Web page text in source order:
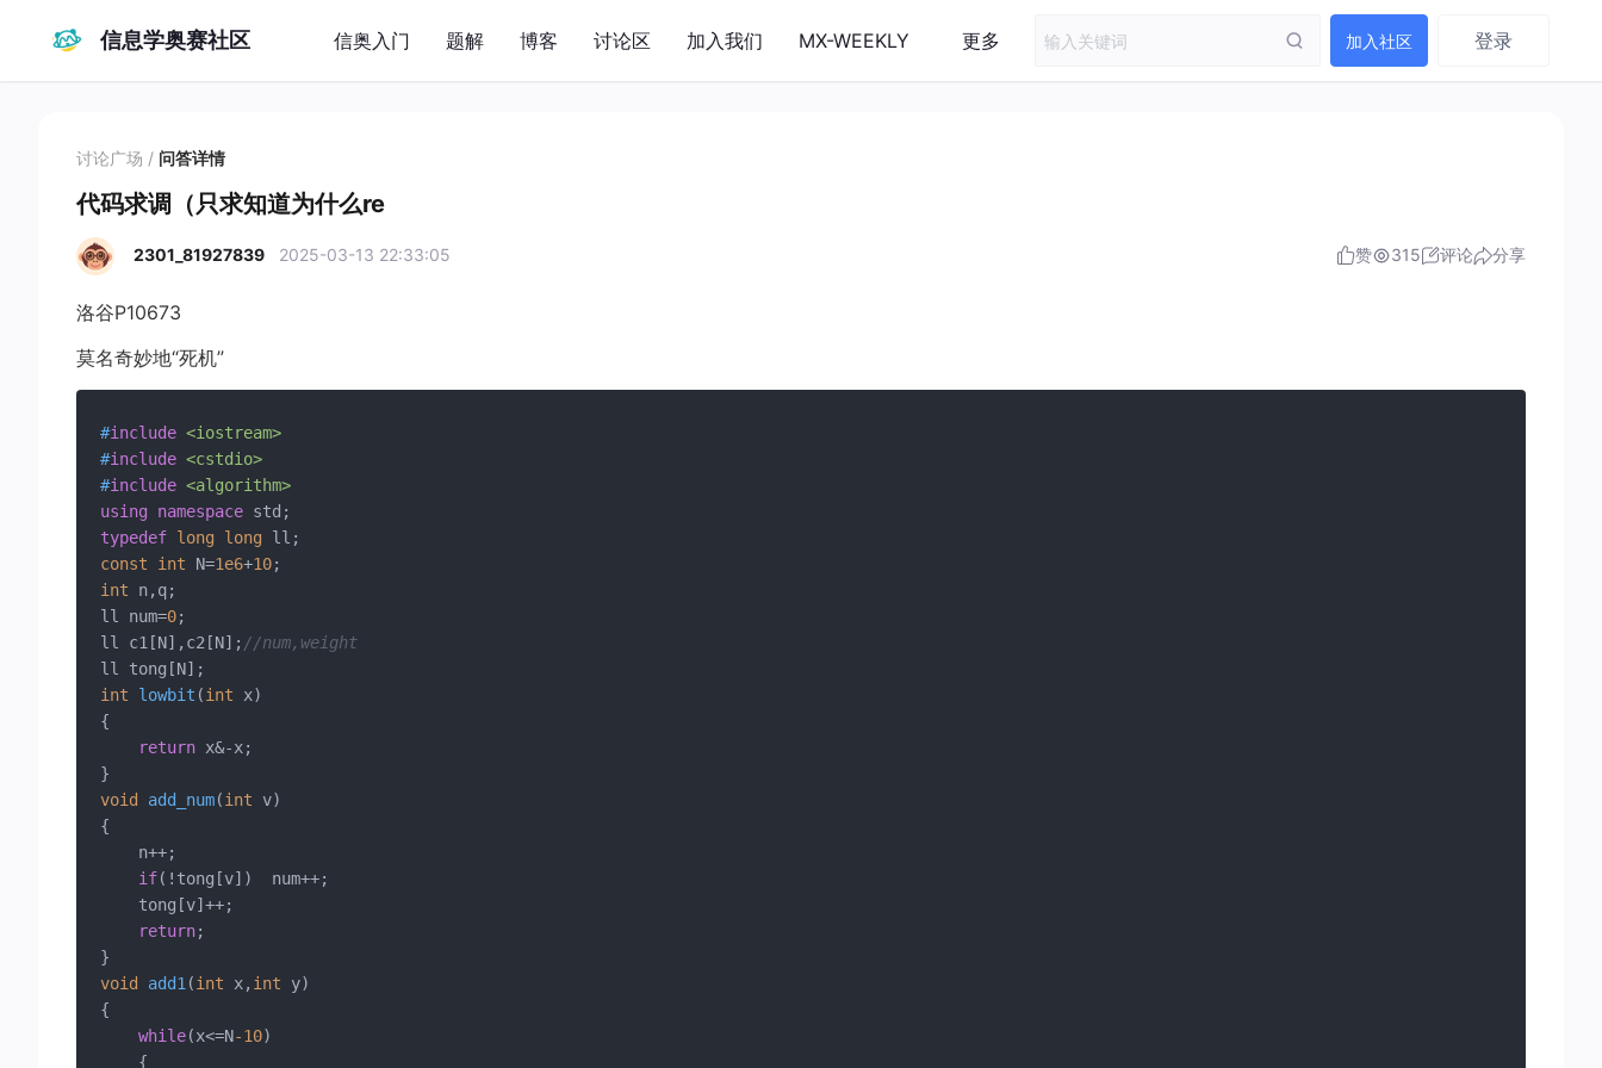
信息学奥赛社区 信奥入门 题解 博客 讨论区 加入我们 MX-WEEKLY 更多 加入社区 登录
讨论广场 / 问答详情
代码求调（只求知道为什么re
2301_81927839 2025-03-13 22:33:05 赞 315 评论 分享
洛谷P10673
莫名奇妙地“死机”
#include <iostream>
#include <cstdio>
#include <algorithm>
using
namespace
typedef long long
const
int N=1e6+10
int n,q;
ll num=0;
ll c1[N],c2[N]; //num,weight
int
lowbit (int x)
{
return x&-x;
void
add_num(int v)
{
if(!tong[v])  num++;
return;
void
add1 (int x, int y)
{
while(x<=N-10)